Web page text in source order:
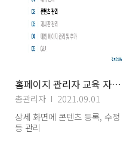
홈페이지 관리자 교육 자료(2) 콘텐츠관리
총관리자
2021.09.01
상세 화면에 콘텐츠 등록, 수정
등 관리